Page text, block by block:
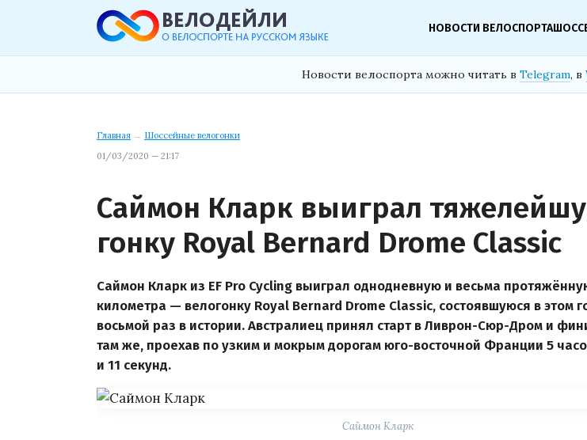
НОВОСТИ ВЕЛОСПОРТА
Новости велоспорта можно читать в Telegram, в
Главная → Шоссейные велогонки
01/03/2020 — 21:17
Саймон Кларк выиграл
гонку Royal Bernard Drome Classic
Саймон Кларк из EF Pro Cycling выиграл однодневную и весьма
километра — велогонку Royal Bernard Drome Classic, состоявшуюся в этом
восьмой раз в истории. Австралиец принял старт в Ливрон-Сюр-Дром и
там же, проехав по узким и мокрым дорогам юго-восточной Франции 5
и 11 секунд.
Саймон Кларк